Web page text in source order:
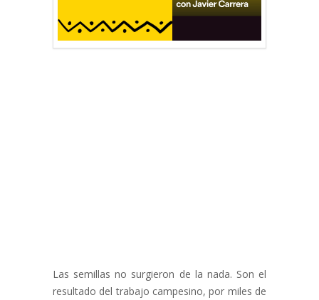
Las semillas no surgieron de la nada. Son el
resultado del trabajo campesino, por miles de